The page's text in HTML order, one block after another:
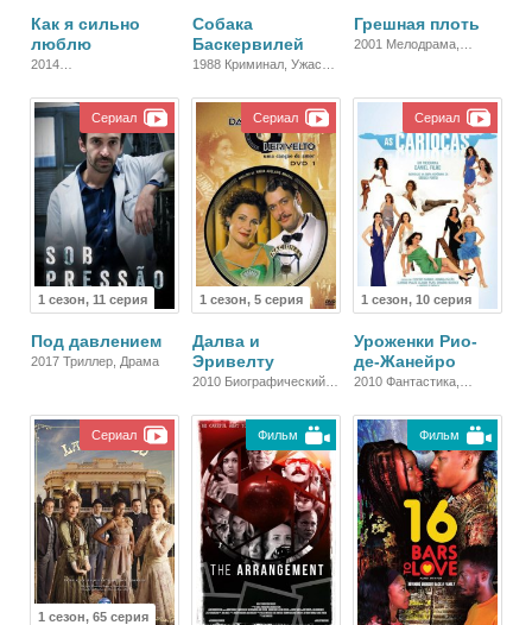
Как я сильно
люблю
2014
Драма
Собака
Баскервилей
1988 Криминал, Ужасы,
Грешная плоть
2001 Мелодрама,
1 сезон, 11 серия
Сериал
Под давлением
2017 Триллер, Драма
1 сезон, 5 серия
Сериал
Далва и
Эривелту
2010 Биографический,
1 сезон, 10 серия
Сериал
Уроженки Рио-
де-Жанейро
2010 Фантастика,
Комедия
1 сезон, 65 серия
Сериал Фильм Фильм